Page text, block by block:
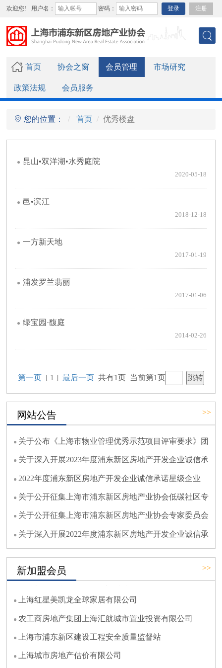
欢迎您! 用户名： 密码： 登录 注册
首页 协会之窗 会员管理 市场研究
政策法规 会员服务
您的位置： 首页 优秀楼盘
昆山•双洋湖•水秀庭院
2020-05-18
邑•滨江
2018-12-18
一方新天地
2017-01-19
浦发罗兰翡丽
2017-01-06
绿宝园·馥庭
2014-02-26
第一页[ 1 ] 最后一页共有1页 当前第1页
网站公告 >>
关于公布《上海市物业管理优秀示范项目评审要求》团
体
关于深入开展2023年度浦东新区房地产开发企业诚信承
诺
2022年度浦东新区房地产开发企业诚信承诺星级企业
（候
关于公开征集上海市浦东新区房地产业协会低碳社区专
业
关于公开征集上海市浦东新区房地产业协会专家委员会
专
关于深入开展2022年度浦东新区房地产开发企业诚信承
新加盟会员 >>
上海社发浦众建设管理有限公司
上海红星美凯龙全球家居有限公司
农工商房地产集团上海汇航城市置业投资有限公司
上海市浦东新区建设工程安全质量监督站
上海城市房地产估价有限公司